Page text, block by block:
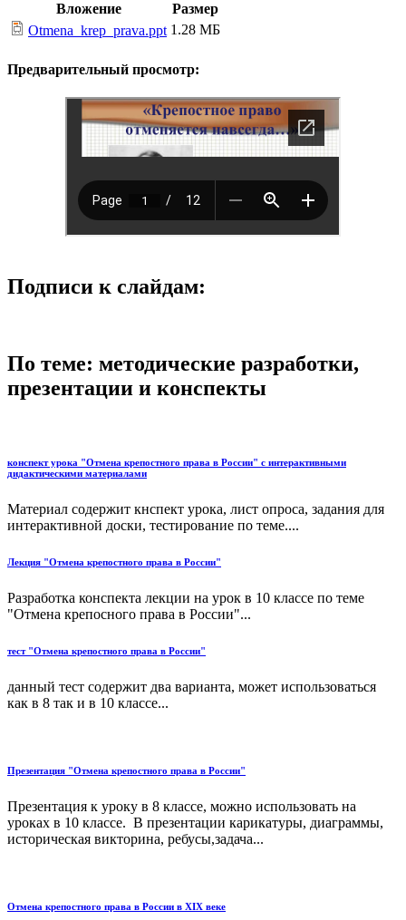
Вложение
Размер
Otmena_krep_prava.ppt 1.28 МБ
Предварительный просмотр:
Подписи к слайдам:
По теме: методические разработки,
презентации и конспекты
конспект урока "Отмена крепостного права в России" с интерактивными
дидактическими материалами
Материал содержит кнспект урока, лист опроса, задания для
интерактивной доски, тестирование по теме....
Лекция "Отмена крепостного права в России"
Разработка конспекта лекции на урок в 10 классе по теме
"Отмена крепосного права в России"...
тест "Отмена крепостного права в России"
данный тест содержит два варианта, может использоваться
как в 8 так и в 10 классе...
Презентация "Отмена крепостного права в России"
Презентация к уроку в 8 классе, можно использовать на
уроках в 10 классе. В презентации карикатуры, диаграммы,
историческая викторина, ребусы,задача...
Отмена крепостного права в России в XIX веке